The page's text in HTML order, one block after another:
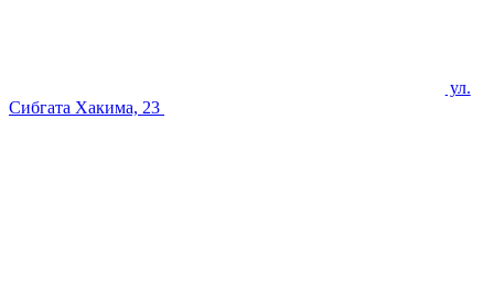
ул.
Сибгата Хакима, 23